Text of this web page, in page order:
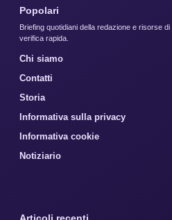
Popolari
Briefing quotidiani della redazione e risorse
verifica rapida.
Chi siamo
Contatti
Storia
Informativa sulla privacy
Informativa cookie
Notiziario